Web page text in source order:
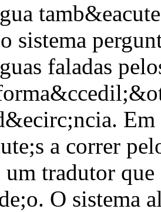
sistema
faladas
a correr
tradutor
O sistema